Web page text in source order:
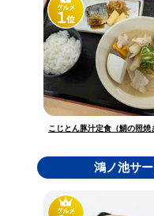
こじとん豚汁定食（鯖の照焼
鴻ノ池サ